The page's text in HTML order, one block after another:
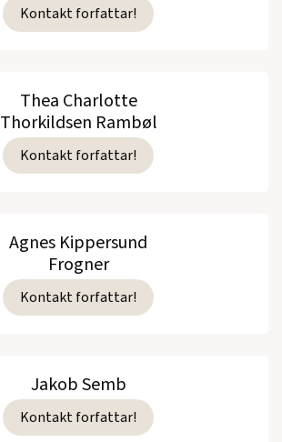
Kontakt forfattar!
Thea Charlotte
Thorkildsen Rambøl
Kontakt forfattar!
Agnes Kippersund
Frogner
Kontakt forfattar!
Jakob Semb
Kontakt forfattar!